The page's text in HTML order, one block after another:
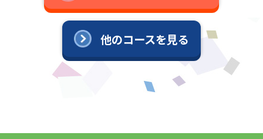
他のコースを見る